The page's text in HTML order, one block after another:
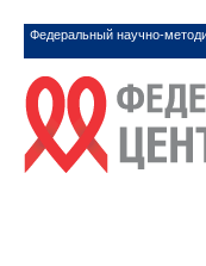
Федеральный научно-